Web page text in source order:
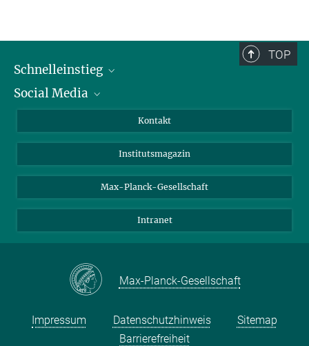
TOP
Schnelleinstieg
Alumni
Fördernde
Schulen
Studierende
Social Media
Bluesky
Facebook
YouTube
Kontakt
Institutsmagazin
Max-Planck-Gesellschaft
Intranet
Max-Planck-Gesellschaft
Impressum Datenschutzhinweis
Sitemap
Barrierefreiheit